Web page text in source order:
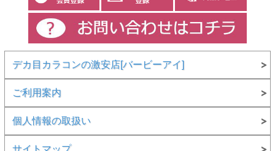
デカ目カラコンの激安店[バービーアイ]
ご利用案内
個人情報の取扱い